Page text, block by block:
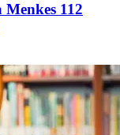
112